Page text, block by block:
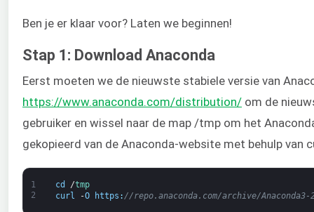
Ben je er klaar voor? Laten we beginnen!
Stap 1: Download Anaconda
Eerst moeten we de nieuwste stabiele versie van
https://www.anaconda.com/distribution/ om de
gebruiker en wissel naar de map /tmp om het
gekopieerd van de Anaconda-website met behulp van
1
2
cd /tmp
curl
-O https : //repo.anaconda.com/archive/